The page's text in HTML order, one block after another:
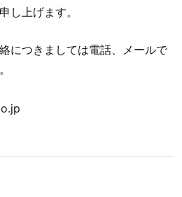
し上げます。
につきましては電話、メールで